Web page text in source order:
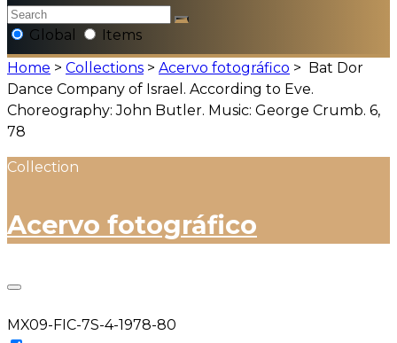
Global
Items
Home > Collections > Acervo fotográfico >
Bat Dor
Dance Company of Israel. According to Eve.
Choreography: John Butler. Music: George Crumb. 6,
78
Collection
Acervo fotográfico
MX09-FIC-7S-4-1978-80